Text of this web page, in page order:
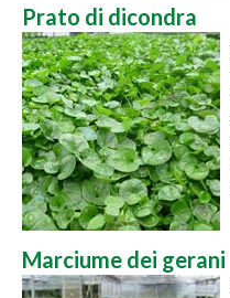
Prato di dicondra
Marciume dei gerani